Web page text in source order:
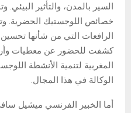
السير بالمدن، والتأثير
خصائص اللوجستيك الحضرية.
الرافعات التي من شأنها
كشفت للحضور عن معطيات
المغربية لتنمية الأنشطة
الوكالة في هذا المجال.
أما الخبير الفرنسي ميشيل